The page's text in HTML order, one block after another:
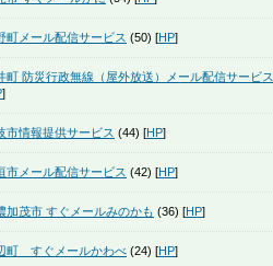
町メール配信サービス (50) [HP]
町 防災行政無線（屋外放送）メール配信サービス
]
市情報提供サービス (44) [HP]
市メール配信サービス (42) [HP]
加茂市 すぐメールみのかも (36) [HP]
町 すぐメールかわべ (24) [HP]